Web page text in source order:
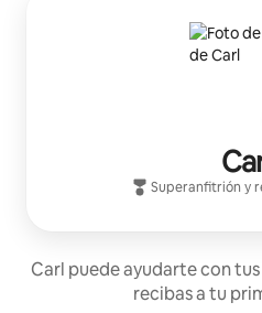
Superanfitrión y
Carl puede ayudarte con
recibas a tu